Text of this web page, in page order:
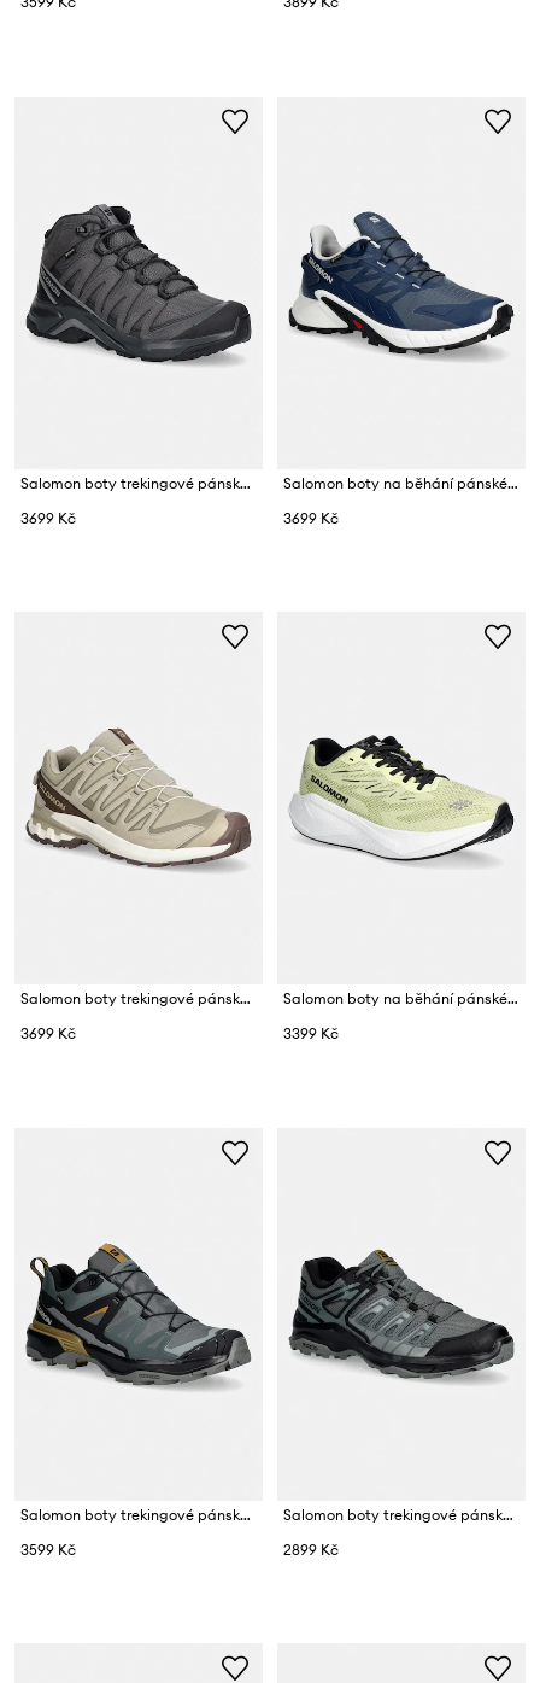
Salomon boty trekingové pánské X-ADVENTURE RECON MID GTX
3699 Kč
Salomon boty na běhání pánské SUPERCROSS 4 GTX
3699 Kč
Salomon boty trekingové pánské XA PRO 3D V9 LIFELONG
3699 Kč
Salomon boty na běhání pánské AERO BLAZE 4
3399 Kč
Salomon boty trekingové pánské X ULTRA 360 GTX
3599 Kč
Salomon boty trekingové pánské EXTEGRA GTX
2899 Kč